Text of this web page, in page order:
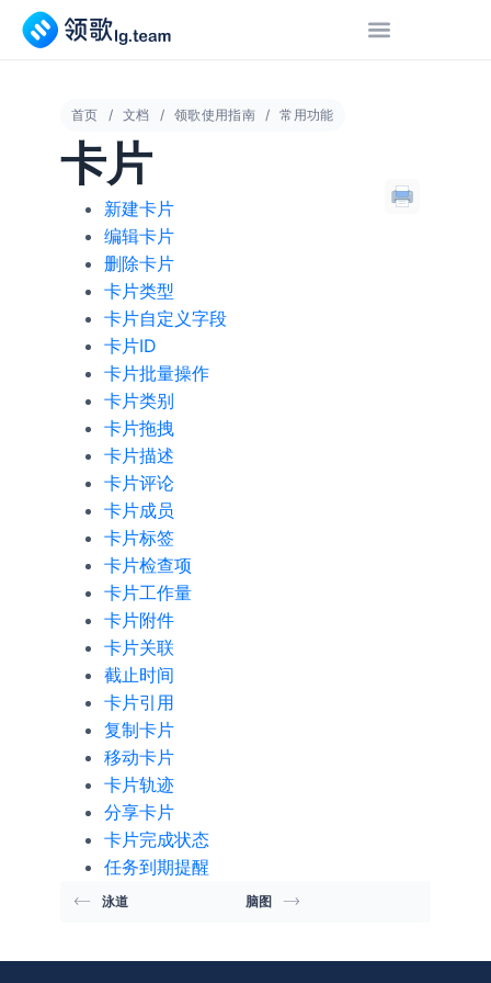
首页 文档 领歌使用指南 常用功能
卡片
新建卡片
编辑卡片
删除卡片
卡片类型
卡片自定义字段
卡片ID
卡片批量操作
卡片类别
卡片拖拽
卡片描述
卡片评论
卡片成员
卡片标签
卡片检查项
卡片工作量
卡片附件
卡片关联
截止时间
卡片引用
复制卡片
移动卡片
卡片轨迹
分享卡片
卡片完成状态
任务到期提醒
泳道 脑图